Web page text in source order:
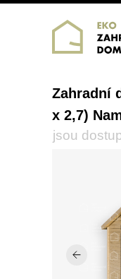
Zahradní
x 2,7)
jsou